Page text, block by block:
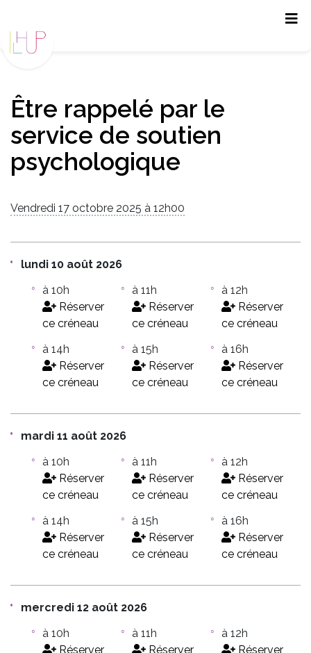
Être rappelé par le
service de soutien
psychologique
Vendredi 17 octobre 2025 à 12h00
lundi 10 août 2026
à 10h
Réserver
ce créneau
à 11h
Réserver
ce créneau
à 12h
Réserver
ce créneau
à 14h
Réserver
ce créneau
à 15h
Réserver
ce créneau
à 16h
Réserver
ce créneau
mardi 11 août 2026
à 10h
Réserver
ce créneau
à 11h
Réserver
ce créneau
à 12h
Réserver
ce créneau
à 14h
Réserver
ce créneau
à 15h
Réserver
ce créneau
à 16h
Réserver
ce créneau
mercredi 12 août 2026
à 10h
Réserver
à 11h
Réserver
à 12h
Réserver